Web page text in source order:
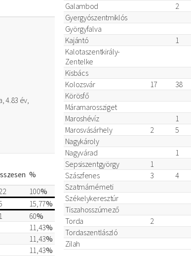
4.83 év,
%
100%
15,77%
60%
11,43%
11,43%
11,43%
Galambod
2
Gyergyószentmiklós
Györgyfalva
Kajántó
1
Kalotaszentkirály-
Zentelke
Kisbács
Kolozsvár
17 38
Körösfő
Máramarossziget
Maroshévíz
1
Marosvásárhely
2 5
Nagykároly
Nagyvárad
1
Sepsiszentgyörgy
1
Szászfenes
3 4
Szatmárnémeti
Székelykeresztúr
Tiszahosszúmező
Torda
2
Tordaszentlászló
Zilah